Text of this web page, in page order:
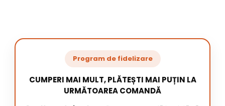
Program de fidelizare
CUMPERI MAI MULT, PLĂTEȘTI MAI PUȚIN LA
URMĂTOAREA COMANDĂ